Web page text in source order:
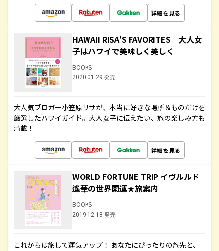
詳細を見る
HAWAII RISA'S FAVORITES 大人女
子はハワイで美味しく美しく
BOOKS
2020.01.29 発売
大人気ブロガー小笠原リサが、本当に好きな場所＆ものだけを
厳選したハワイガイド。大人女子に伝えたい、旅の楽しみ方も
満載！
詳細を見る
WORLD FORTUNE TRIP イヴルルド
遙華の世界開運★旅案内
BOOKS
2019.12.18 発売
これからは旅して運気アップ！ あなたにぴったりの旅先と、